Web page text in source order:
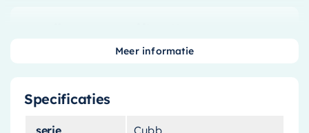
functionele badkamer
spiegelkast Cubb
op elke badkamer. Met zijn moderne ontwerp en
opvallende okerkleur zorgt deze kast voor een
Specificaties
Meer informatie